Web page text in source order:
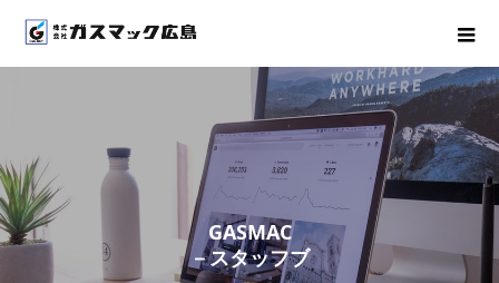
GASMAC
スタッフブログ－